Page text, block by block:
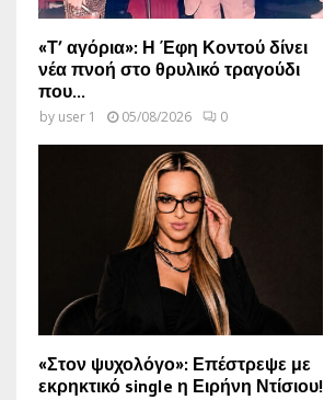
«Τ’ αγόρια»: Η Έφη Κοντού δίνει
νέα πνοή στο θρυλικό τραγούδι
που...
by user 1 05/08/2026 0
«Στον ψυχολόγο»: Επέστρεψε με
εκρηκτικό single η Ειρήνη Ντίσιου!